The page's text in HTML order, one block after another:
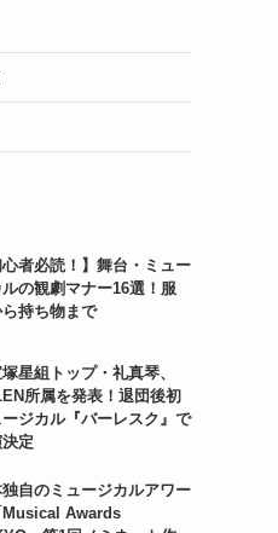
心者必読！】舞台・ミュー
ルの観劇マナー16選！服
持ち物まで
星組トップ・礼真琴、
所属を発表！退団後初
ージカル『バーレスク』で
定
独自のミュージカルアワー
Musical Awards